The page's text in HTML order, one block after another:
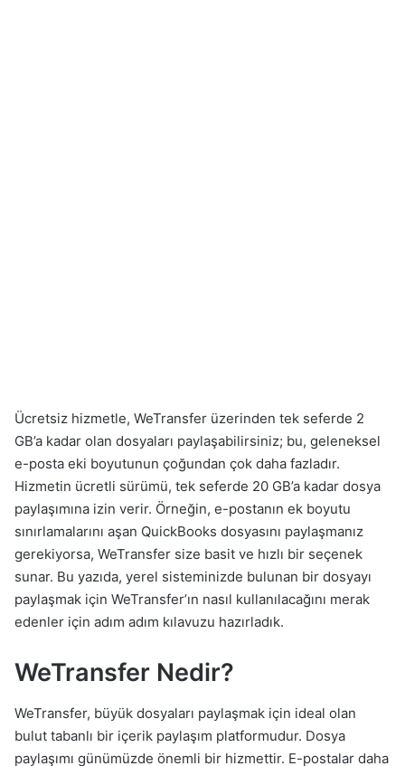
Ücretsiz hizmetle, WeTransfer üzerinden tek seferde 2
GB’a kadar olan dosyaları paylaşabilirsiniz; bu, geleneksel
e-posta eki boyutunun çoğundan çok daha fazladır.
Hizmetin ücretli sürümü, tek seferde 20 GB’a kadar dosya
paylaşımına izin verir. Örneğin, e-postanın ek boyutu
sınırlamalarını aşan QuickBooks dosyasını paylaşmanız
gerekiyorsa, WeTransfer size basit ve hızlı bir seçenek
sunar. Bu yazıda, yerel sisteminizde bulunan bir dosyayı
paylaşmak için WeTransfer’ın nasıl kullanılacağını merak
edenler için adım adım kılavuzu hazırladık.
WeTransfer Nedir?
WeTransfer, büyük dosyaları paylaşmak için ideal olan
bulut tabanlı bir içerik paylaşım platformudur. Dosya
paylaşımı günümüzde önemli bir hizmettir. E-postalar daha